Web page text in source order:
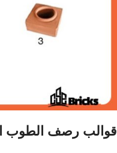
قوالب رصف الطوب